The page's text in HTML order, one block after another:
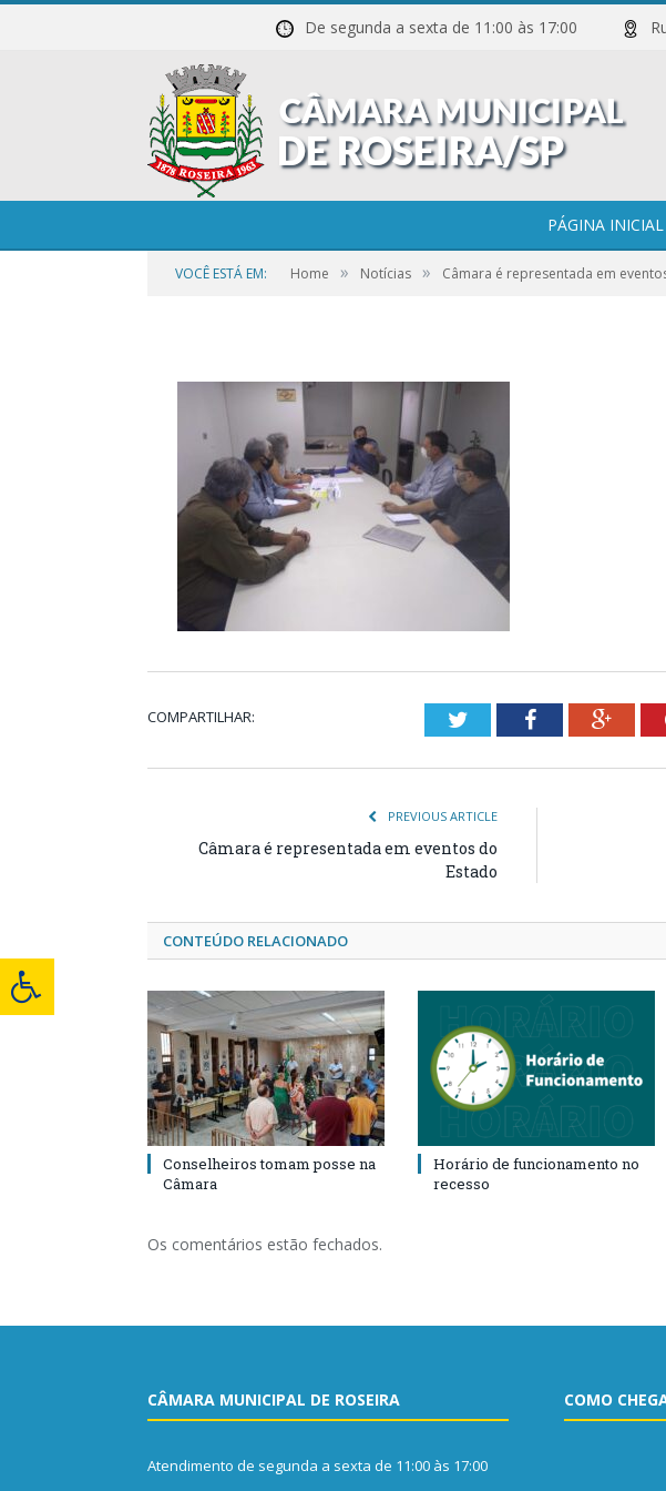
De segunda a sexta de 11:00 às 17:00
PÁGINA INICIAL
VOCÊ ESTÁ EM: Home » Notícias » Câmara é representada em
09_SET_-
COMPARTILHAR: TwitterFacebook
PREVIOUS ARTICLE
Câmara é representada em eventos do
Estado
CONTEÚDO RELACIONADO
Conselheiros tomam posse na
Câmara
Horário de funcionamento no
recesso
Os comentários estão fechados.
CÂMARA MUNICIPAL DE ROSEIRA
Atendimento de segunda a sexta de 11:00 às 17:00
COMO